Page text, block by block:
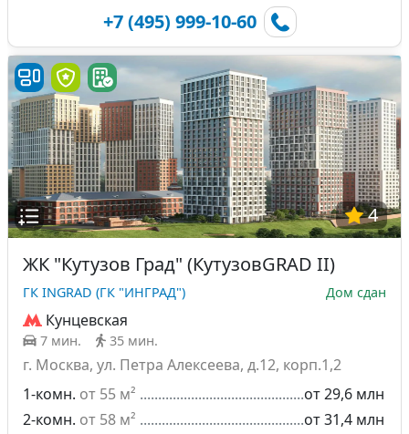
+7 (495) 999-10-60
4
ЖК "Кутузов Град" (КутузовGRAD II)
ГК INGRAD (ГК "ИНГРАД") Дом сдан
Кунцевская
7 мин. 35 мин.
г. Москва, ул. Петра Алексеева, д.12, корп.1,2
1-комн. от 55 м²
от 29,6 млн
2-комн. от 58 м²
от 31,4 млн